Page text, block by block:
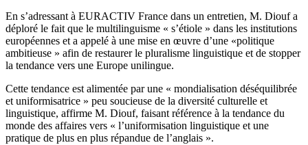
En s’adressant à EURACTIV France dans un entretien, M. Diouf a
déploré le fait que le multilinguisme « s’étiole » dans les institutions
européennes et a appelé à une mise en œuvre d’une «politique
ambitieuse » afin de restaurer le pluralisme linguistique et de stopper
la tendance vers une Europe unilingue.
Cette tendance est alimentée par une « mondialisation déséquilibrée
et uniformisatrice » peu soucieuse de la diversité culturelle et
linguistique, affirme M. Diouf, faisant référence à la tendance du
monde des affaires vers « l’uniformisation linguistique et une
pratique de plus en plus répandue de l’anglais ».